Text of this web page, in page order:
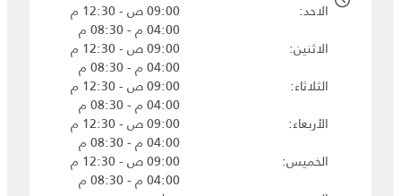
الاحد
09:00 ص - 12:30 م
04:00 م - 08:30 م
الاثنين
09:00 ص - 12:30 م
04:00 م - 08:30 م
الثلاثاء
09:00 ص - 12:30 م
04:00 م - 08:30 م
الأربعاء
09:00 ص - 12:30 م
04:00 م - 08:30 م
الخميس
09:00 ص - 12:30 م
04:00 م - 08:30 م